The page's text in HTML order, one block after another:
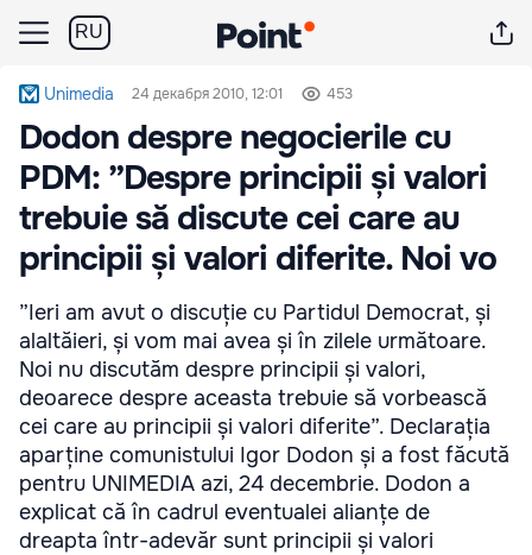
RU
Unimedia 24 декабря 2010, 12:01 453
Dodon despre negocierile cu
PDM: ”Despre principii și valori
trebuie să discute cei care au
principii și valori diferite. Noi vo
”Ieri am avut o discuție cu Partidul Democrat, și
alaltăieri, și vom mai avea și în zilele următoare.
Noi nu discutăm despre principii și valori,
deoarece despre aceasta trebuie să vorbească
cei care au principii și valori diferite”. Declarația
aparține comunistului Igor Dodon și a fost făcută
pentru UNIMEDIA azi, 24 decembrie. Dodon a
explicat că în cadrul eventualei alianțe de
dreapta într-adevăr sunt principii și valori